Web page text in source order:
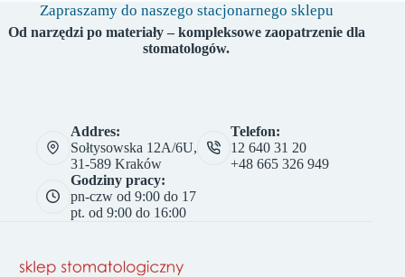
Zapraszamy do naszego stacjonarnego sklepu
Od narzędzi po materiały – kompleksowe zaopatrzenie dla
stomatologów.
Addres:
Sołtysowska 12A/6U,
31-589 Kraków
Telefon:
12 640 31 20
+48 665 326 949
Godziny pracy:
pn-czw od 9:00 do 17
pt. od 9:00 do 16:00